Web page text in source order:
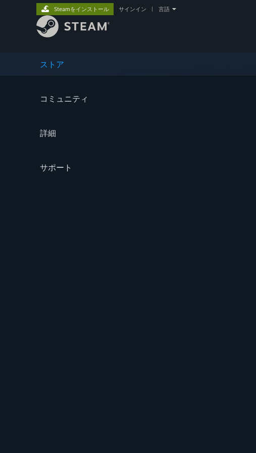
ストア
コミュニティ
詳細
サポート
Steamをインストール サインイン 言語